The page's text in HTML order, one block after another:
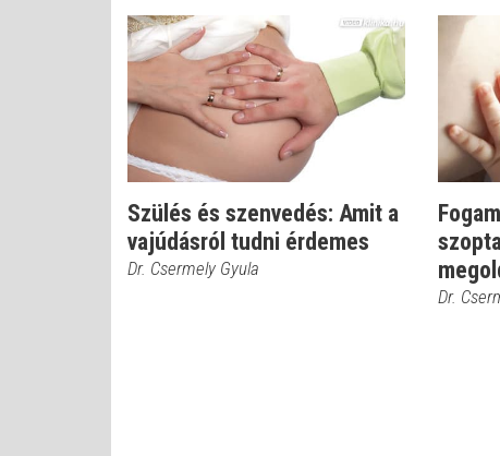
Szülés és szenvedés: Amit a
vajúdásról tudni érdemes
Dr. Csermely Gyula
Dr.